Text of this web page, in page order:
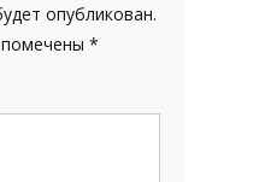
опубликован.
помечены*